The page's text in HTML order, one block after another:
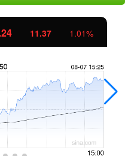
11.37 1.01%